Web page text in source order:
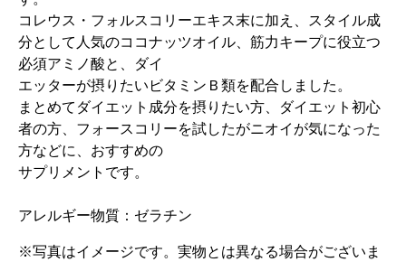
コレウス・フォルスコリーエキス末に加え、スタイル成
分として人気のココナッツオイル、筋力キープに役立つ
必須アミノ酸と、ダイ
エッターが摂りたいビタミンＢ類を配合しました。
まとめてダイエット成分を摂りたい方、ダイエット初心
者の方、フォースコリーを試したがニオイが気になった
方などに、おすすめの
サプリメントです。
アレルギー物質：ゼラチン
※写真はイメージです。実物とは異なる場合がございま